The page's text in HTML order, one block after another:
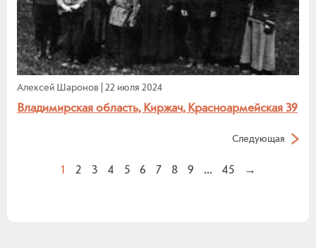
Алексей Шаронов 22 июля 2024
Владимирская область, Киржач, Красноармейская 39
Следующая
1 2 3 4 5 6 7 8 9 ... 45 →